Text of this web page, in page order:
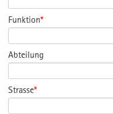
Funktion*
Abteilung
Strasse*